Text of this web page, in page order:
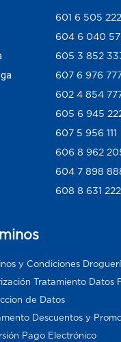
601 6 505 222
604 6 040
605 3 852
607 6 976
602 4 854
605 6 945
607 5 956 111
606 8 962
604 7 898
608 8 631 222
y Condiciones
Tratamiento Datos
de Datos
Descuentos y
Pago Electrónico